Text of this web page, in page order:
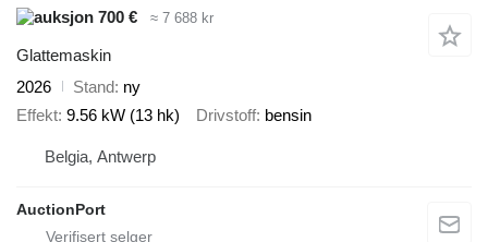
700 €
≈ 7 688 kr
Glattemaskin
2026
Stand ny
Effekt 9.56 kW (13 hk) Drivstoff bensin
Belgia, Antwerp
AuctionPort